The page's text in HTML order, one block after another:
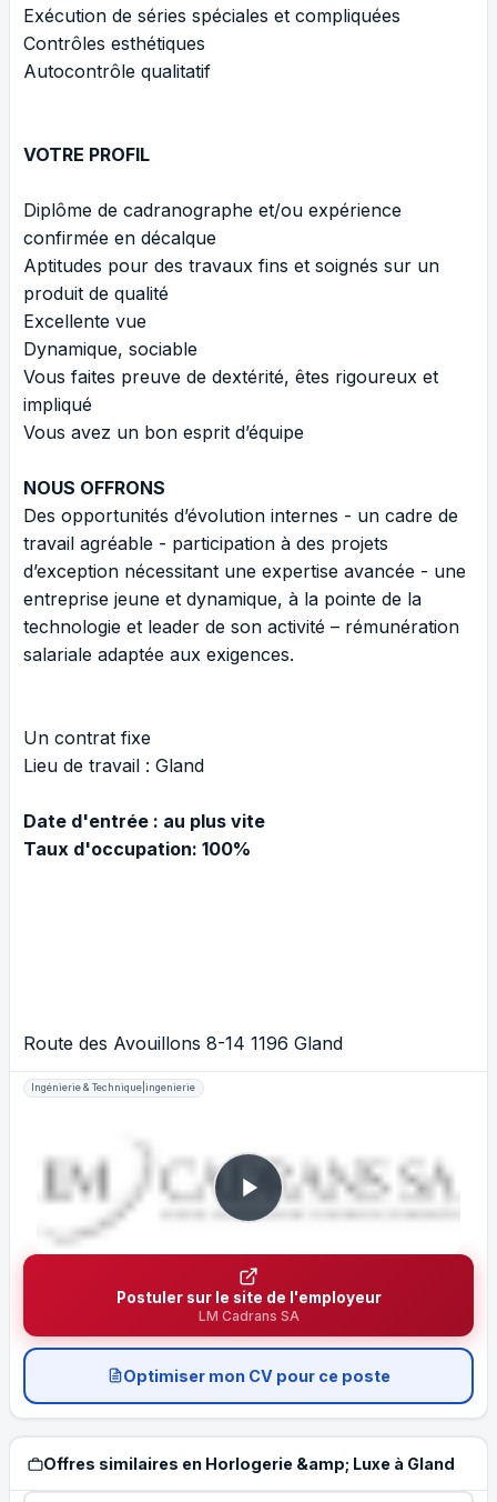
Exécution de séries spéciales et compliquées
Contrôles esthétiques
Autocontrôle qualitatif
VOTRE PROFIL
Diplôme de cadranographe et/ou expérience
confirmée en décalque
Aptitudes pour des travaux fins et soignés sur un
produit de qualité
Excellente vue
Dynamique, sociable
Vous faites preuve de dextérité, êtes rigoureux et
impliqué
Vous avez un bon esprit d’équipe
NOUS OFFRONS
Des opportunités d’évolution internes - un cadre de
travail agréable - participation à des projets
d’exception nécessitant une expertise avancée - une
entreprise jeune et dynamique, à la pointe de la
technologie et leader de son activité – rémunération
salariale adaptée aux exigences.
Un contrat fixe
Lieu de travail : Gland
Date d'entrée : au plus vite
Taux d'occupation: 100%
Route des Avouillons 8-14 1196 Gland
Ingénierie & Technique|ingenierie
Postuler sur le site de l'employeur
LM Cadrans SA
Optimiser mon CV pour ce poste
Offres similaires en Horlogerie &amp; Luxe à Gland